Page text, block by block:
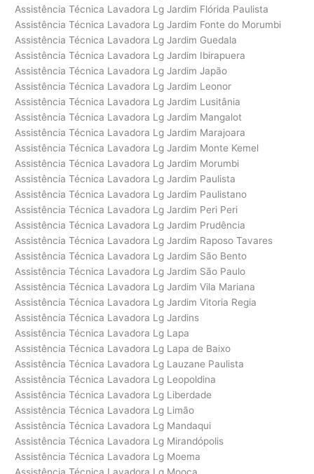
Assistência Técnica Lavadora Lg Jardim Flórida Paulista
Assistência Técnica Lavadora Lg Jardim Fonte do Morumbi
Assistência Técnica Lavadora Lg Jardim Guedala
Assistência Técnica Lavadora Lg Jardim Ibirapuera
Assistência Técnica Lavadora Lg Jardim Japão
Assistência Técnica Lavadora Lg Jardim Leonor
Assistência Técnica Lavadora Lg Jardim Lusitânia
Assistência Técnica Lavadora Lg Jardim Mangalot
Assistência Técnica Lavadora Lg Jardim Marajoara
Assistência Técnica Lavadora Lg Jardim Monte Kemel
Assistência Técnica Lavadora Lg Jardim Morumbi
Assistência Técnica Lavadora Lg Jardim Paulista
Assistência Técnica Lavadora Lg Jardim Paulistano
Assistência Técnica Lavadora Lg Jardim Peri Peri
Assistência Técnica Lavadora Lg Jardim Prudência
Assistência Técnica Lavadora Lg Jardim Raposo Tavares
Assistência Técnica Lavadora Lg Jardim São Bento
Assistência Técnica Lavadora Lg Jardim São Paulo
Assistência Técnica Lavadora Lg Jardim Vila Mariana
Assistência Técnica Lavadora Lg Jardim Vitoria Regia
Assistência Técnica Lavadora Lg Jardins
Assistência Técnica Lavadora Lg Lapa
Assistência Técnica Lavadora Lg Lapa de Baixo
Assistência Técnica Lavadora Lg Lauzane Paulista
Assistência Técnica Lavadora Lg Leopoldina
Assistência Técnica Lavadora Lg Liberdade
Assistência Técnica Lavadora Lg Limão
Assistência Técnica Lavadora Lg Mandaqui
Assistência Técnica Lavadora Lg Mirandópolis
Assistência Técnica Lavadora Lg Moema
Assistência Técnica Lavadora Lg Mooca